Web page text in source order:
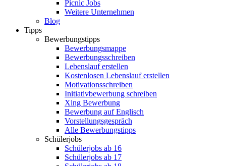
Picnic Jobs
Weitere Unternehmen
Blog
Tipps
Bewerbungstipps
Bewerbungsmappe
Bewerbungsschreiben
Lebenslauf erstellen
Kostenlosen Lebenslauf erstellen
Motivationsschreiben
Initiativbewerbung schreiben
Xing Bewerbung
Bewerbung auf Englisch
Vorstellungsgespräch
Alle Bewerbungstipps
Schülerjobs
Schülerjobs ab 16
Schülerjobs ab 17